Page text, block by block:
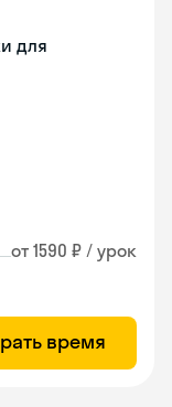
для
от 1590 ₽ / урок
время